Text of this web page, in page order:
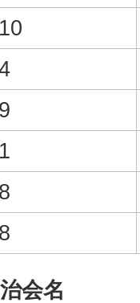
10
9
1
8
8
会名